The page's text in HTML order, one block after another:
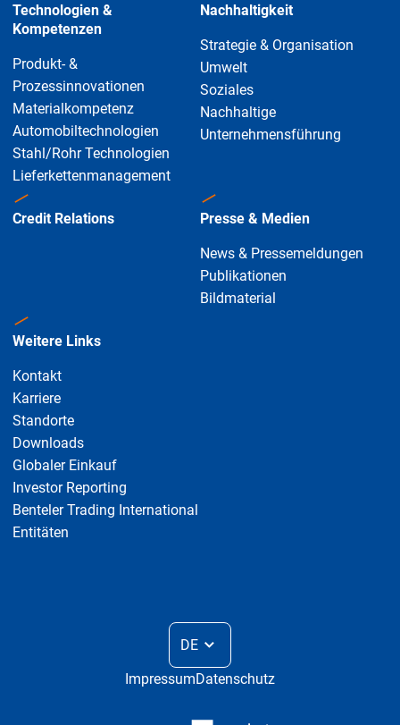
Technologien &
Kompetenzen
Produkt- &
Prozessinnovationen
Materialkompetenz
Automobiltechnologien
Stahl/Rohr Technologien
Lieferkettenmanagement
Nachhaltigkeit
Strategie & Organisation
Umwelt
Soziales
Nachhaltige
Unternehmensführung
Credit Relations Presse & Medien
News & Pressemeldungen
Publikationen
Bildmaterial
Weitere Links
Kontakt
Karriere
Standorte
Downloads
Globaler Einkauf
Investor Reporting
Benteler Trading International
Entitäten
DE
ImpressumDatenschutz